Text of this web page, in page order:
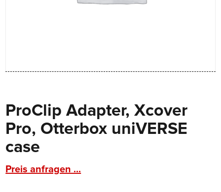
ProClip Adapter, Xcover
Pro, Otterbox uniVERSE
case
Preis anfragen ...